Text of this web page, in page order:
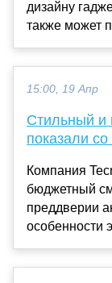
дизайну
также может
15:00, 19 Апр
Стильный и
показали
Компания
бюджетный
преддверии
особенности